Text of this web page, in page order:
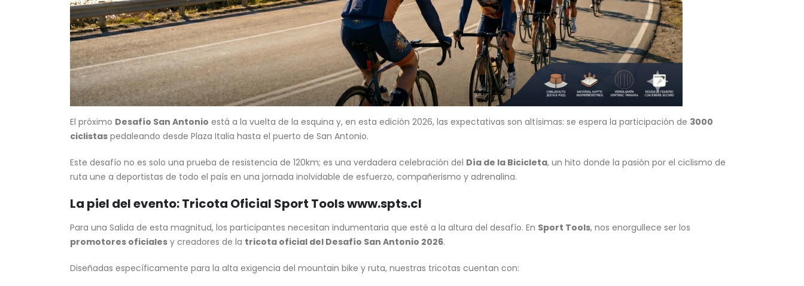
El próximo Desafío San Antonio está a la vuelta de la esquina y, en esta edición 2026, las expectativas son altísimas: se espera la participación de 3000
ciclistas pedaleando desde Plaza Italia hasta el puerto de San Antonio.
Este desafío no es solo una prueba de resistencia de 120km; es una verdadera celebración del Día de la Bicicleta, un hito donde la pasión por el ciclismo de
ruta une a deportistas de todo el país en una jornada inolvidable de esfuerzo, compañerismo y adrenalina.
La piel del evento: Tricota Oficial Sport Tools www.spts.cl
Para una Salida de esta magnitud, los participantes necesitan indumentaria que esté a la altura del desafío. En Sport Tools, nos enorgullece ser los
promotores oficiales y creadores de la tricota oficial del Desafío San Antonio 2026.
Diseñadas específicamente para la alta exigencia del mountain bike y ruta, nuestras tricotas cuentan con: